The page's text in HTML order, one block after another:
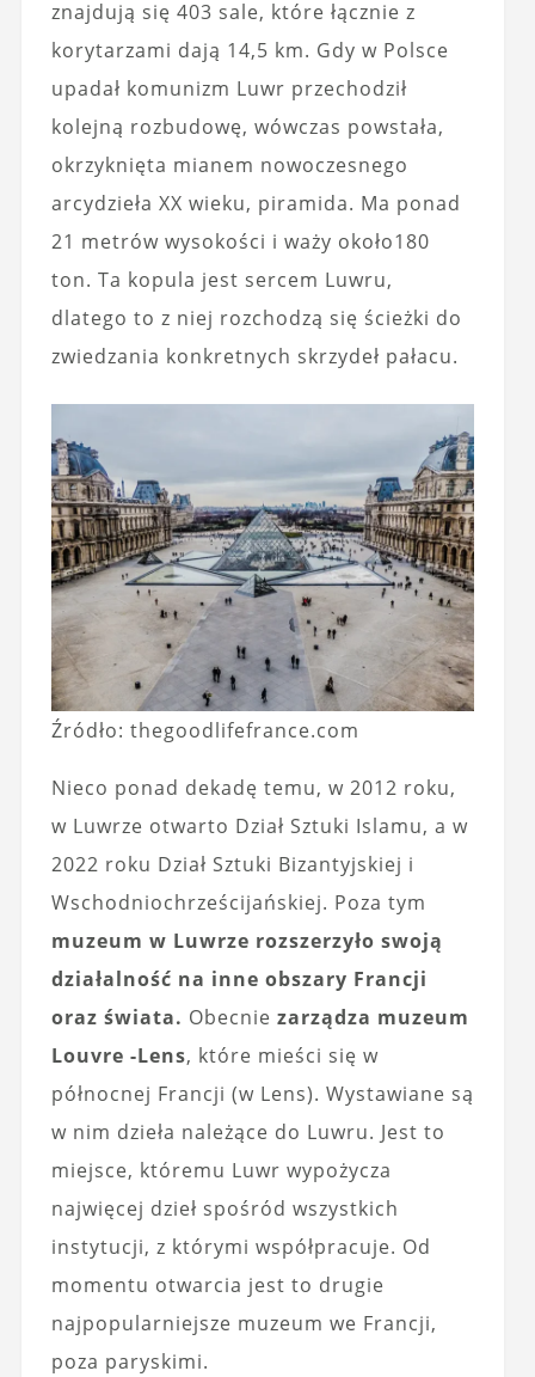
znajdują się 403 sale, które łącznie z
korytarzami dają 14,5 km. Gdy w Polsce
upadał komunizm Luwr przechodził
kolejną rozbudowę, wówczas powstała,
okrzyknięta mianem nowoczesnego
arcydzieła XX wieku, piramida. Ma ponad
21 metrów wysokości i waży około180
ton. Ta kopula jest sercem Luwru,
dlatego to z niej rozchodzą się ścieżki do
zwiedzania konkretnych skrzydeł pałacu.
Źródło: thegoodlifefrance.com
Nieco ponad dekadę temu, w 2012 roku,
w Luwrze otwarto Dział Sztuki Islamu, a w
2022 roku Dział Sztuki Bizantyjskiej i
Wschodniochrześcijańskiej. Poza tym
muzeum w Luwrze rozszerzyło swoją
działalność na inne obszary Francji
oraz świata. Obecnie zarządza muzeum
Louvre -Lens, które mieści się w
północnej Francji (w Lens). Wystawiane są
w nim dzieła należące do Luwru. Jest to
miejsce, któremu Luwr wypożycza
najwięcej dzieł spośród wszystkich
instytucji, z którymi współpracuje. Od
momentu otwarcia jest to drugie
najpopularniejsze muzeum we Francji,
poza paryskimi.